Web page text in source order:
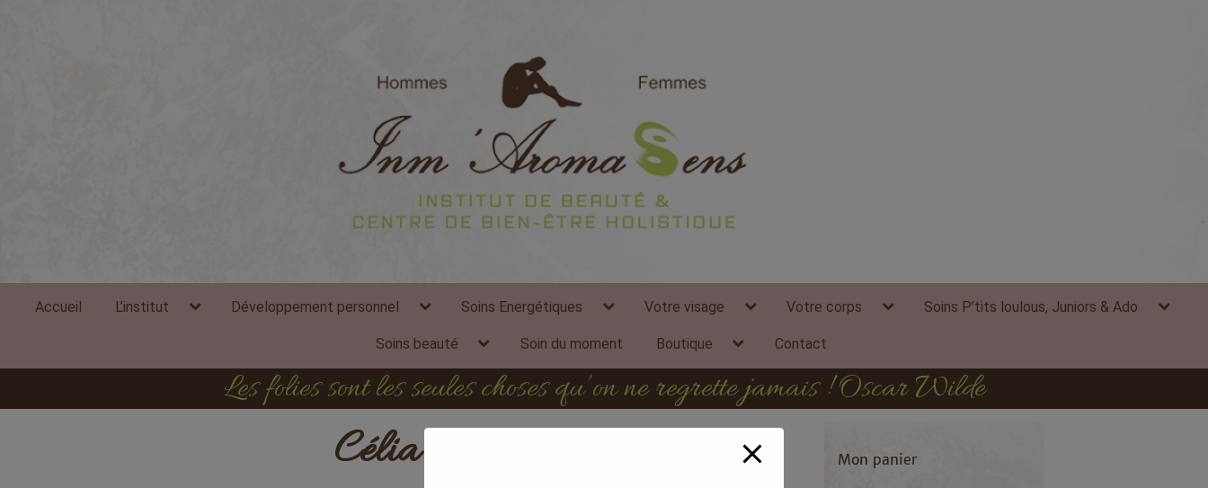
Accueil L’institut
child
Développement personnel
child
Soins Energétiques
child
Votre visage
child
Votre corps
child
Soins P’tits loulous, Juniors & Ado
child
Soins beauté
child
Soin du moment Boutique
child
Contact
Les folies sont les seules choses qu’on ne regrette jamais ! Oscar Wilde
Célia Devulder Mon panier